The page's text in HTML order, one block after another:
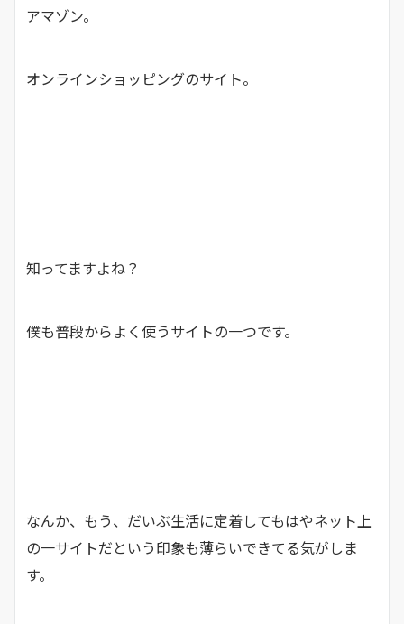
アマゾン。
オンラインショッピングのサイト。
知ってますよね？
僕も普段からよく使うサイトの一つです。
なんか、もう、だいぶ生活に定着してもはやネット上
の一サイトだという印象も薄らいできてる気がしま
す。